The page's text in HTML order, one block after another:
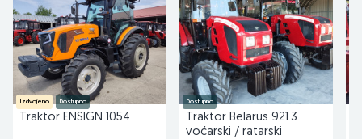
agro-simeks.com
Izdvojeno Dostupno
Traktor ENSIGN 1054
Dostupno
Traktor Belarus 921.3
voćarski / ratarski